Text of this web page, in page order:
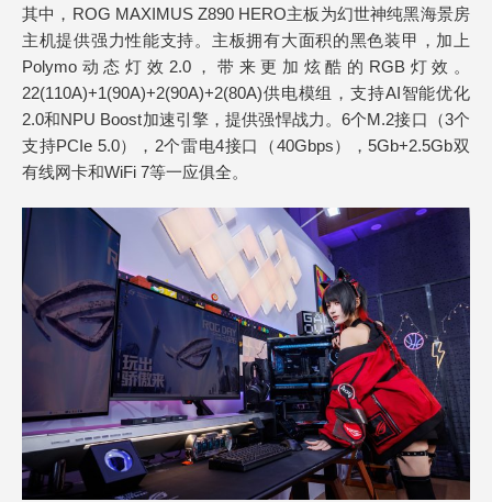
其中，ROG MAXIMUS Z890 HERO主板为幻世神纯黑海景房
主机提供强力性能支持。主板拥有大面积的黑色装甲，加上
Polymo动态灯效2.0，带来更加炫酷的RGB灯效。
22(110A)+1(90A)+2(90A)+2(80A)供电模组，支持AI智能优化
2.0和NPU Boost加速引擎，提供强悍战力。6个M.2接口（3个
支持PCIe 5.0），2个雷电4接口（40Gbps），5Gb+2.5Gb双
有线网卡和WiFi 7等一应俱全。